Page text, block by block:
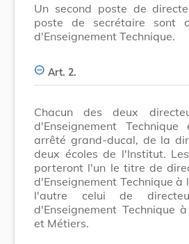
Un second poste de
poste de secrétaire sont
d'Enseignement Technique.
Art. 2.
Chacun des deux
d'Enseignement
arrêté grand-ducal, de la
deux écoles de l'Institut.
porteront l'un le titre de
d'Enseignement Technique à
l'autre celui de
d'Enseignement Technique
et Métiers.